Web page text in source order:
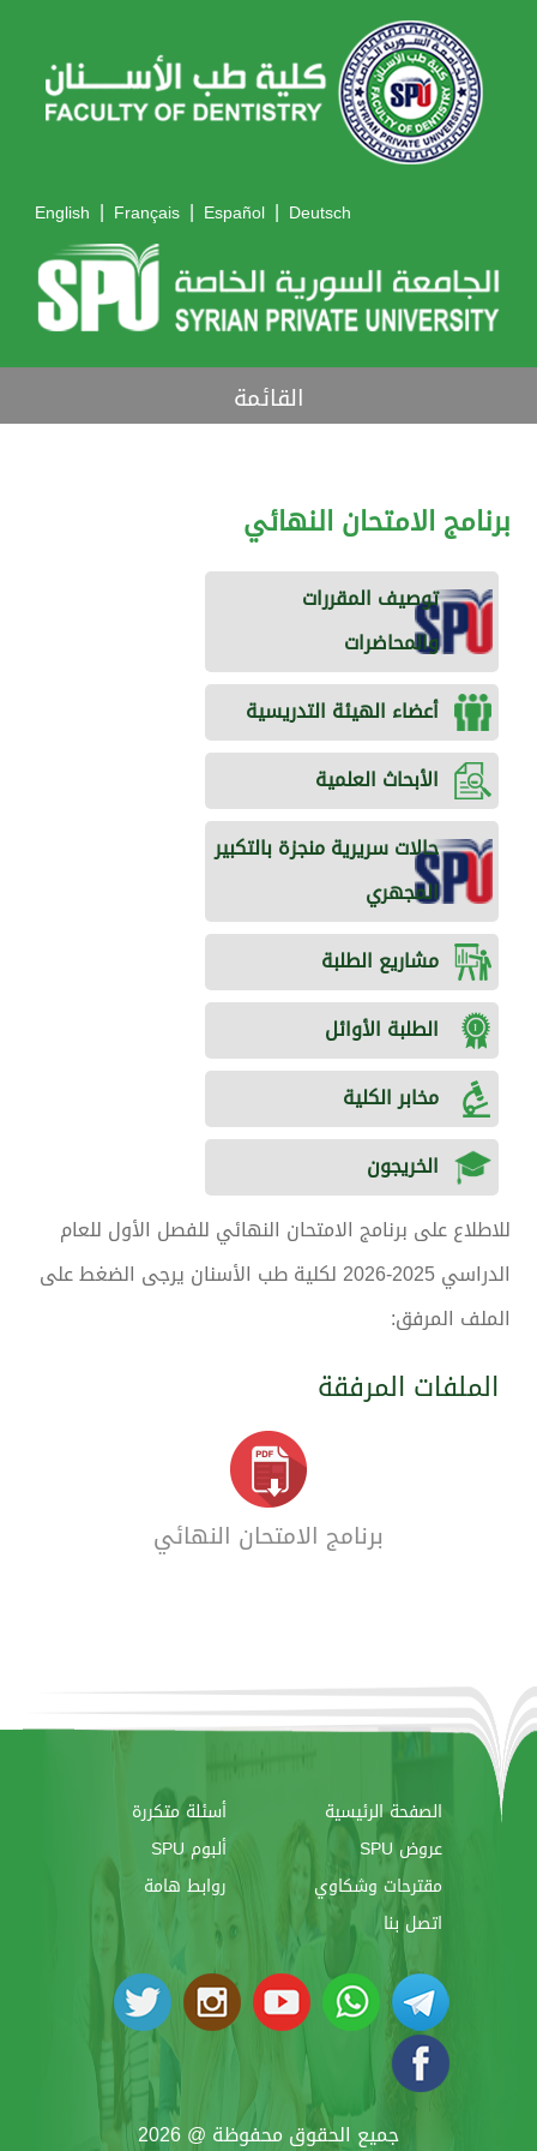
English | Français | Español | Deutsch
القائمة
برنامج الامتحان النهائي
توصيف المقررات
والمحاضرات
أعضاء الهيئة التدريسية
الأبحاث العلمية
حالات سريرية منجزة بالتكبير
المجهري
مشاريع الطلبة
الطلبة الأوائل
مخابر الكلية
الخريجون
للاطلاع على برنامج الامتحان النهائي للفصل الأول للعام
الدراسي 2025-2026 لكلية طب الأسنان يرجى الضغط على
الملف المرفق:
الملفات المرفقة
برنامج الامتحان النهائي
الصفحة الرئيسية
أسئلة متكررة
عروض SPU
ألبوم SPU
مقترحات وشكاوي
روابط هامة
اتصل بنا
جميع الحقوق محفوظة @ 2026